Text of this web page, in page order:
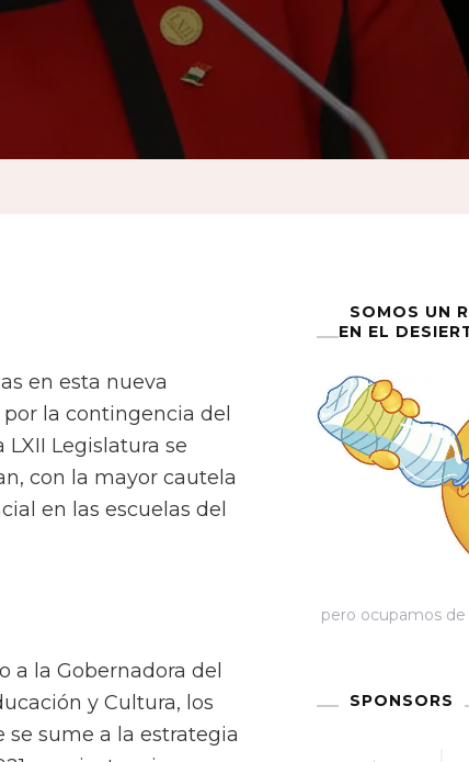
Pronuncian
Diputados
en esta nueva
la contingencia del
LXII Legislatura se
con la mayor cautela
en las escuelas del
la Gobernadora del
y Cultura, los
se sume a la estrategia
SOMOS UN
EN EL
pero ocupamos
SPONSORS